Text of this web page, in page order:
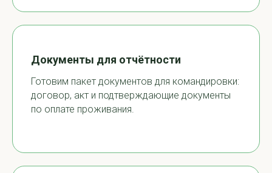
Документы для отчётности
Готовим пакет документов для командировки:
договор, акт и подтверждающие документы
по оплате проживания.